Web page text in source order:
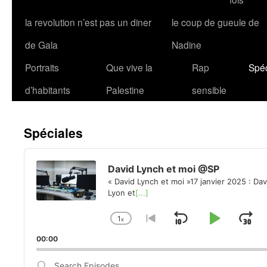
la revolution n’est pas un diner
de Gala
le coup de gueule de
Nadine
Portraits
d’habitants
Que vive la
Palestine
Rap
sensible
Spéciales
Audio
Player
David Lynch et moi @SP
« David Lynch et moi »17 janvier 2025 :
Lyon et[...]
Change
Rate
1x
Go
previous
SkipPlay
00:00